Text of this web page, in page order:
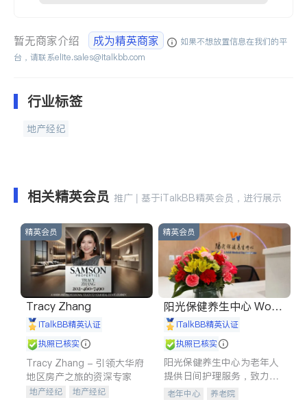
暂无商家介绍 成为精英商家
如果不想放置信息在我们的平
台，请联系elite.sales@italkbb.com
行业标签
地产经纪
相关精英会员 推广 | 基于iTalkBB精英会员，进行展示
精英会员
Tracy Zhang
iTalkBB精英认证
执照已核实
Tracy Zhang - 引领大华府
地区房产之旅的资深专家
地产经纪
地产经纪
精英会员
阳光保健养生中心 World
shine
iTalkBB精英认证
执照已核实
阳光保健养生中心为老年人
提供日间护理服务，致力于
通过持续的护理创新来有效
老年中心 养老院